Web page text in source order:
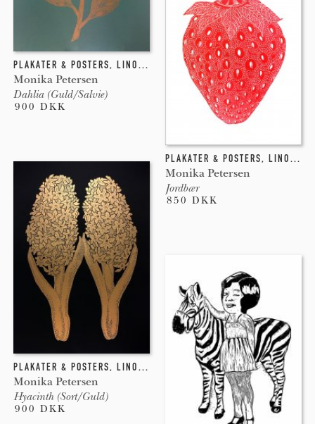
PLAKATER & POSTERS, LINOLEUMSTRYK
Monika Petersen
Dahlia (Guld/Salvie)
900 DKK
PLAKATER & POSTERS, LINOLEUMSTRYK
Monika Petersen
Jordbær
850 DKK
PLAKATER & POSTERS, LINOLEUMSTRYK
Monika Petersen
Hyacinth (Sort/Guld)
900 DKK